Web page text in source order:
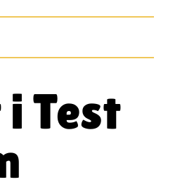
Test